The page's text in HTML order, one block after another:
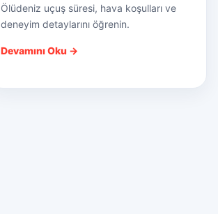
Ölüdeniz uçuş süresi, hava koşulları ve
deneyim detaylarını öğrenin.
Devamını Oku →